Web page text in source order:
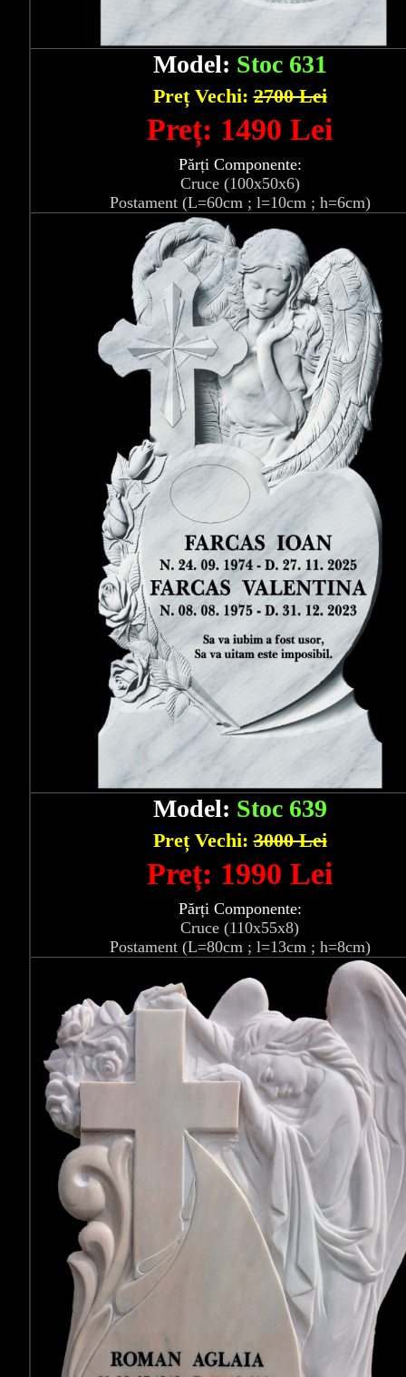
Model: Stoc 631
Preț Vechi:2700 Lei
Preț: 1490 Lei
Părți Componente:
Cruce (100x50x6)
Postament (L=60cm ; l=10cm ; h=6cm)
Model: Stoc 639
Preț Vechi:3000 Lei
Preț: 1990 Lei
Părți Componente:
Cruce (110x55x8)
Postament (L=80cm ; l=13cm ; h=8cm)